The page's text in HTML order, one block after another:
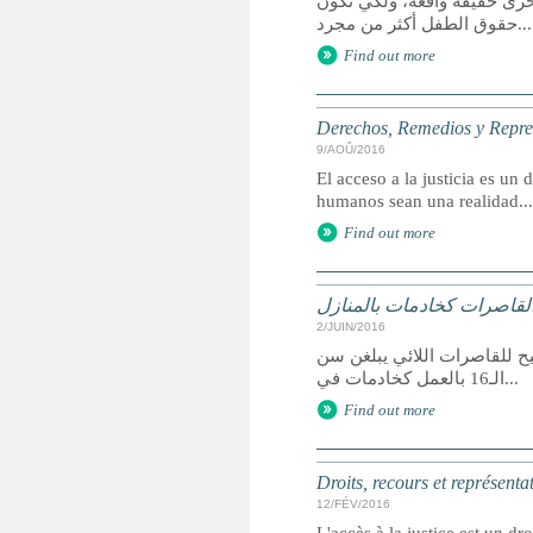
حقوق الطفل أكثر من مجرد...
Find out more
Derechos, Remedios y
9/AOÛ/2016
El acceso a la justicia es un
humanos sean una realidad...
Find out more
كخادمات بالمنازل
2/JUIN/2016
للقاصرات اللائي يبلغن سن
الـ16 بالعمل كخادمات في...
Find out more
Droits, recours et
12/FÉV/2016